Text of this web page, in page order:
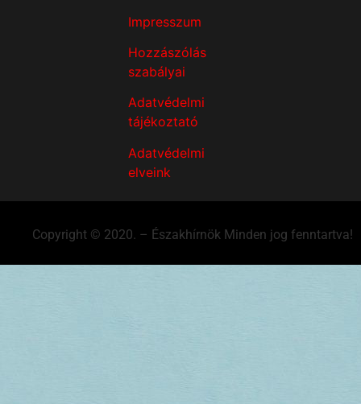
Impresszum
Hozzászólás
szabályai
Adatvédelmi
tájékoztató
Adatvédelmi
elveink
Copyright © 2020. – Északhírnök Minden jog fenntartva!